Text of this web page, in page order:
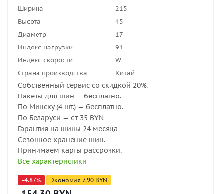
Ширина
215
Высота
45
Диаметр
17
Индекс нагрузки
91
Индекс скорости
W
Страна производства
Китай
Собственный сервис со скидкой 20%.
Пакеты для шин — бесплатно.
По Минску (4 шт.) — бесплатно.
По Беларуси — от 35 BYN
Гарантия на шины 24 месяца
Сезонное хранение шин.
Принимаем карты рассрочки.
Все характеристики
-4.87% Экономия 7.90 BYN